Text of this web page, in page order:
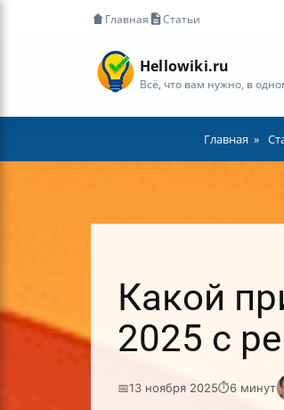
Главная Статьи
Hellowiki.ru
Всё, что вам нужно, в
Главная
Какой
2025 с
📅13 ноября 2025⏱6 минут